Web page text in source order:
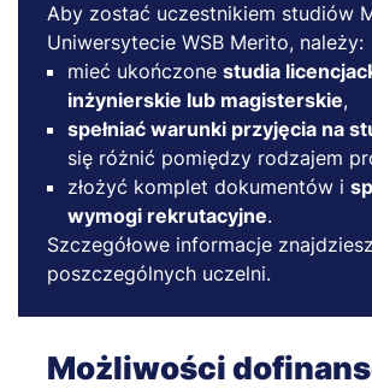
Aby zostać uczestnikiem studiów
Uniwersytecie WSB Merito, należy:
mieć ukończone studia
inżynierskie lub magisterskie,
spełniać warunki przyjęcia na
się różnić pomiędzy rodzajem
złożyć komplet dokumentów i
wymogi rekrutacyjne.
Szczegółowe informacje
poszczególnych uczelni.
Możliwości